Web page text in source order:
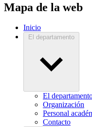
Mapa de la web
Inicio
El departamento
El
Organización
Personal
Contacto